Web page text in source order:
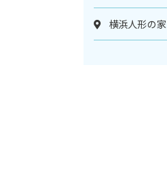
横浜人形の家